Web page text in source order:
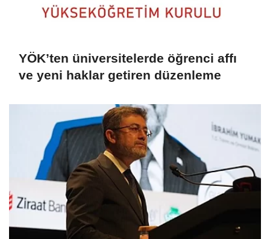
YÖK’ten üniversitelerde öğrenci affı
ve yeni haklar getiren düzenleme